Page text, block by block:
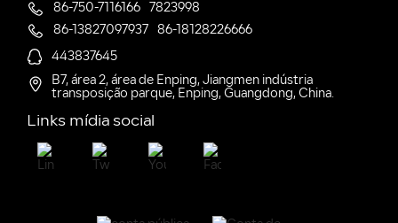
86-750-7116166
7823998
86-13827097937
86-18128226666
443837645
B7, área 2, área de Enping, Jiangmen indústria
transposição parque, Enping, Guangdong, China.
Links mídia social